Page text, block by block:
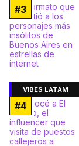
#3
VIBES LATAM
#4